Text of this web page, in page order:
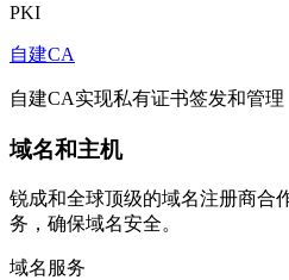
PKI
自建CA
自建CA实现私有证书签发和管理
域名和主机
锐成和全球顶级的域名注册商合
务，确保域名安全。
域名服务